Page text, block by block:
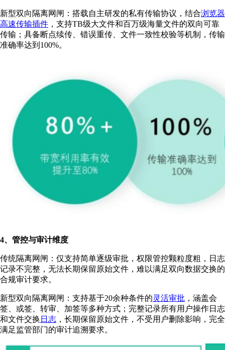
新型双向隔离网闸：搭载自主研发的私有传输协议，结合浏览器
高速传输插件 ，支持TB级大文件和百万级海量文件的双向可靠
传输；具备断点续传、错误重传、文件一致性校验等机制，传输
准确率达到100%。
4、管控与审计维度
传统隔离网闸：仅支持简单逐级审批，权限管控颗粒度粗，日志
记录不完整，无法长期保留原始文件，难以满足双向数据交换的
合规审计要求。
新型双向隔离网闸：支持基于20余种条件的灵活审批 ，涵盖会
签、或签、转审、加签等多种方式；完整记录所有用户操作日志
和文件交换 日志 ，长期保留原始文件，不受用户删除影响，完全
满足监管部门的审计追溯要求。